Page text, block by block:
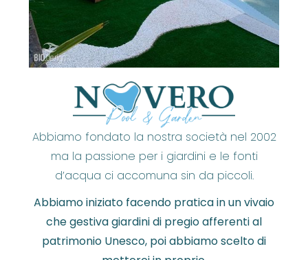
Abbiamo fondato la nostra società nel 2002
ma la passione per i giardini e le fonti
d’acqua ci accomuna sin da piccoli.
Abbiamo iniziato facendo pratica in un vivaio
che gestiva giardini di pregio afferenti al
patrimonio Unesco, poi abbiamo scelto di